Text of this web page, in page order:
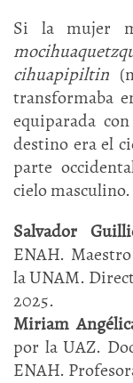
Si la mujer
cihuapipiltin
transformaba
equiparada
destino era el
parte
cielo masculino.
Salvador
ENAH.
la UNAM.
2025.
Miriam
por la UAZ.
ENAH.